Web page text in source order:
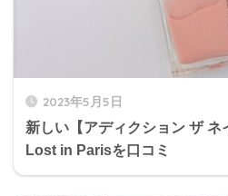
2023年5月5日
新しい【アディクション ザ
Lost in Parisを口コミ